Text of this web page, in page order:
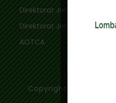
Direktorat Jenderal Pajak
Direktorat Jenderal Bea &
AOTCA
Copyright © 2020 -